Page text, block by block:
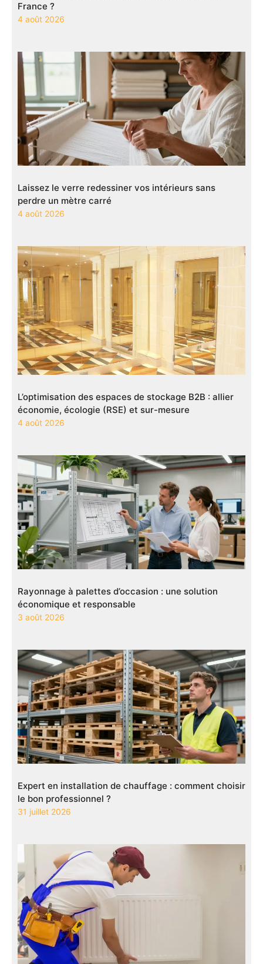
France ?
4 août 2026
Laissez le verre redessiner vos intérieurs sans
perdre un mètre carré
4 août 2026
L’optimisation des espaces de stockage B2B : allier
économie, écologie (RSE) et sur-mesure
4 août 2026
Rayonnage à palettes d’occasion : une solution
économique et responsable
3 août 2026
Expert en installation de chauffage : comment choisir
le bon professionnel ?
31 juillet 2026